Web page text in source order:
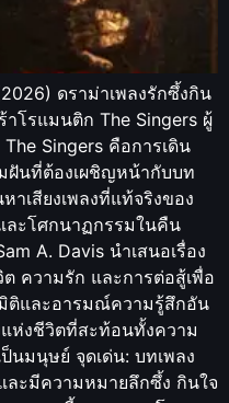
ดราม่าเพลงรักซึ้งกิน
าโรแมนติก The Singers ผู้
Singers คือการเดิน
ฝันที่ต้องเผชิญหน้ากับบท
เสียงเพลงที่แท้จริงของ
ละโศกนาฏกรรมในคืน
A. Davis นำเสนอเรื่อง
ความรัก และการต่อสู้เพื่อ
ติและอารมณ์ความรู้สึกอัน
ห่งชีวิตที่สะท้อนทั้งความ
นมนุษย์ จุดเด่น: บทเพลง
ละมีความหมายลึกซึ้ง กินใจ